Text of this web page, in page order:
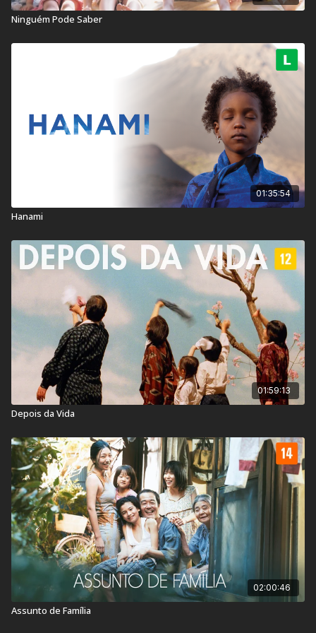
Ninguém Pode Saber
01:35:54
Hanami
01:59:13
Depois da Vida
02:00:46
Assunto de Família